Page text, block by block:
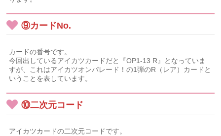
⑨カードNo.
カードの番号です。
今回出しているアイカツカードだと『OP1-13 R』となっていま
すが、これはアイカツオンパレード！の1弾のR（レア）カードと
いうことを表しています。
⑩二次元コード
アイカツカードの二次元コードです。